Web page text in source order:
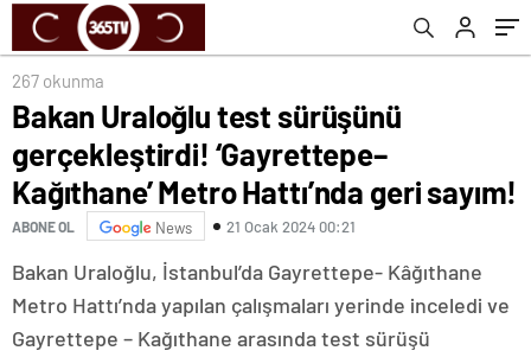
Metro Hattı’nda geri sayım!
267 okunma
Bakan Uraloğlu test sürüşünü
gerçekleştirdi! ‘Gayrettepe–
Kağıthane’ Metro Hattı’nda geri sayım!
ABONE OL News 21 Ocak 2024 00:21
Bakan Uraloğlu, İstanbul’da Gayrettepe- Kâğıthane
Metro Hattı’nda yapılan çalışmaları yerinde inceledi ve
Gayrettepe – Kağıthane arasında test sürüşü